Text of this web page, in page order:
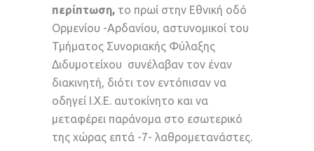
περίπτωση, το πρωί στην Εθνική οδό
Ορμενίου -Αρδανίου, αστυνομικοί του
Τμήματος Συνοριακής Φύλαξης
Διδυμοτείχου συνέλαβαν τον έναν
διακινητή, διότι τον εντόπισαν να
οδηγεί Ι.Χ.Ε. αυτοκίνητο και να
μεταφέρει παράνομα στο εσωτερικό
της χώρας επτά -7- λαθρομετανάστες.